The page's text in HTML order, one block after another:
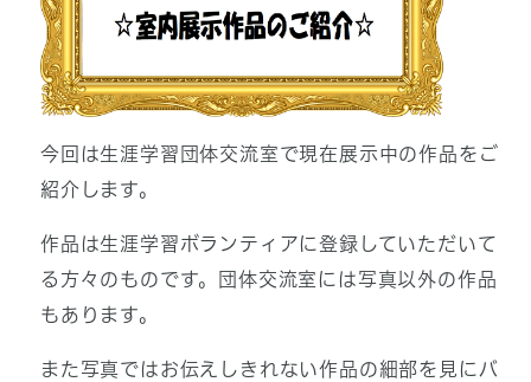
今回は生涯学習団体交流室で現在展示中の作品をご
紹介します。
作品は生涯学習ボランティアに登録していただいて
る方々のものです。団体交流室には写真以外の作品
もあります。
また写真ではお伝えしきれない作品の細部を見にバ